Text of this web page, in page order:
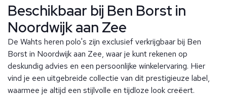
Beschikbaar bij Ben Borst in
Noordwijk aan Zee
De Wahts heren polo's zijn exclusief verkrijgbaar bij Ben
Borst in Noordwijk aan Zee, waar je kunt rekenen op
deskundig advies en een persoonlijke winkelervaring. Hier
vind je een uitgebreide collectie van dit prestigieuze label,
waarmee je altijd een stijlvolle en tijdloze look creëert.